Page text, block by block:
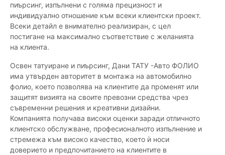
пиърсинг, изпълнени с голяма прецизност и
индивидуално отношение към всеки клиентски проект.
Всеки детайл е внимателно реализиран, с цел
постигане на максимално съответствие с желанията
на клиента.
Освен татуиране и пиърсинг, Дани ТАТУ -Авто ФОЛИО
има утвърден авторитет в монтажа на автомобилно
фолио, което позволява на клиентите да променят или
защитят визията на своите превозни средства чрез
съвременни решения и креативни дизайни.
Компанията получава високи оценки заради отличното
клиентско обслужване, професионалното изпълнение и
стремежа към високо качество, което ѝ носи
доверието и предпочитанието на клиентите в